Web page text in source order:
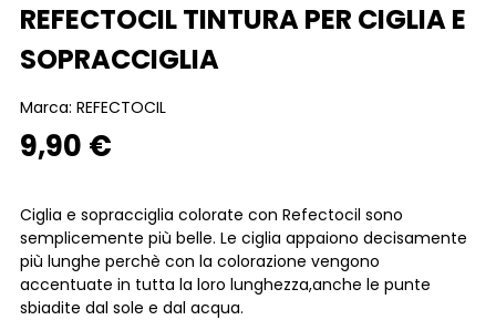
REFECTOCIL TINTURA PER CIGLIA E
SOPRACCIGLIA
Marca: REFECTOCIL
9,90 €
Ciglia e sopracciglia colorate con Refectocil sono
semplicemente più belle. Le ciglia appaiono decisamente
più lunghe perchè con la colorazione vengono
accentuate in tutta la loro lunghezza,anche le punte
sbiadite dal sole e dal acqua.